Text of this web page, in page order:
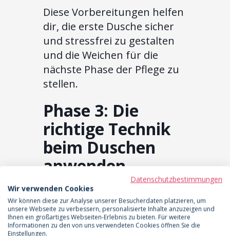
Diese Vorbereitungen helfen
dir, die erste Dusche sicher
und stressfrei zu gestalten
und die Weichen für die
nächste Phase der Pflege zu
stellen.
Phase 3: Die
richtige Technik
beim Duschen
anwenden
Wenn der Moment für die
erste Dusche gekommen ist,
sind die richtige Technik und
Vorsicht entscheidend. Die
Datenschutzbestimmungen
Wir verwenden Cookies
Wir können diese zur Analyse unserer Besucherdaten platzieren, um
unsere Webseite zu verbessern, personalisierte Inhalte anzuzeigen und
Ihnen ein großartiges Webseiten-Erlebnis zu bieten. Für weitere
Informationen zu den von uns verwendeten Cookies öffnen Sie die
Einstellungen.